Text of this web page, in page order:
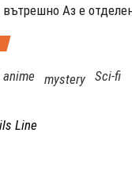
Аз е
anime mystery Sci-fi
Line